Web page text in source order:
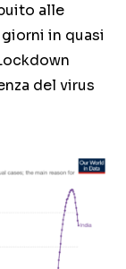
alle
in quasi
del virus